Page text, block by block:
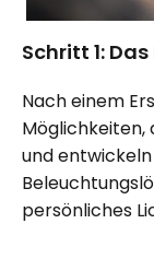
Schritt 1:
Nach einem
Möglichkeiten,
und
persönliches